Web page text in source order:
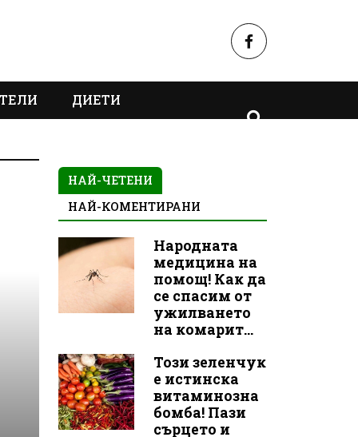
ДИЕТИ
НАЙ-ЧЕТЕНИ
НАЙ-КОМЕНТИРАНИ
Народната
медицина на
помощ! Как да
се спасим от
ужилването
на комарит...
Този зеленчук
е истинска
витаминозна
бомба! Пази
сърцето и